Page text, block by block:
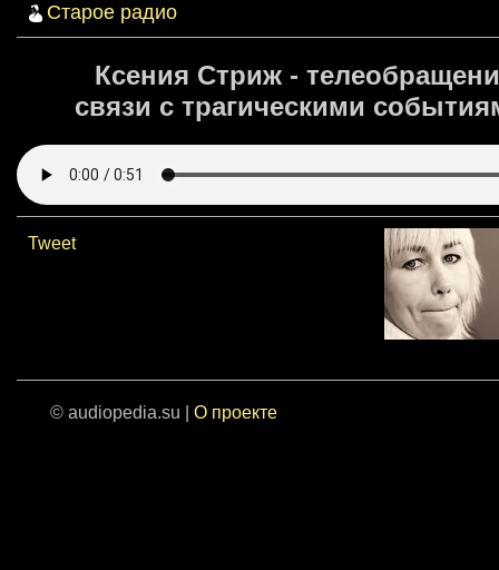
Старое радио
Ксения Стриж -
связи с трагическими
Tweet
© audiopedia.su | О проекте